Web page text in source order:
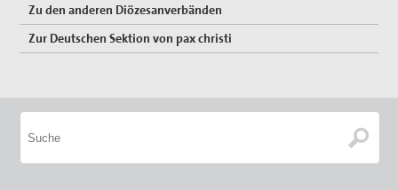
Zu den anderen Diözesanverbänden
Zur Deutschen Sektion von pax christi